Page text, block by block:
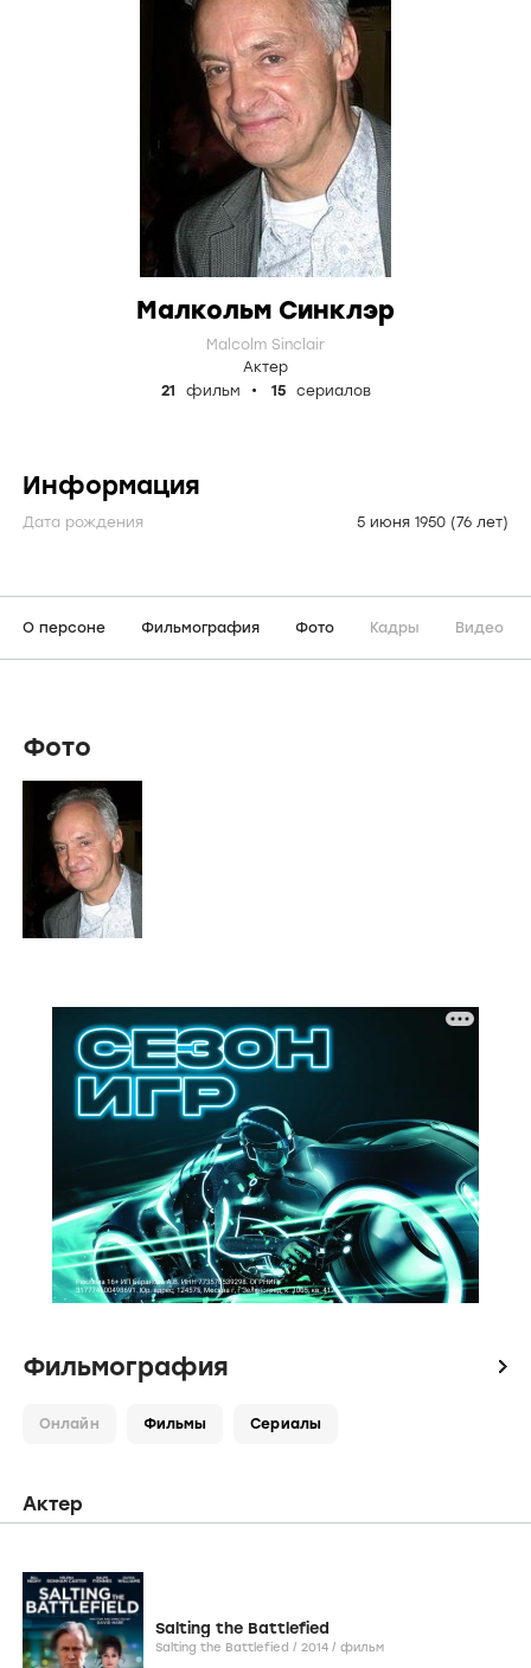
Малкольм Синклэр
Malcolm Sinclair
Актер
21
фильм 15 сериалов
Информация
Дата рождения 5 июня 1950 (76 лет)
О персоне Фильмография Фото Кадры Видео
Фото
Фильмография icon
Онлайн Фильмы Сериалы
Актер
Salting the Battlefied
Salting the Battlefied / 2014 / фильм